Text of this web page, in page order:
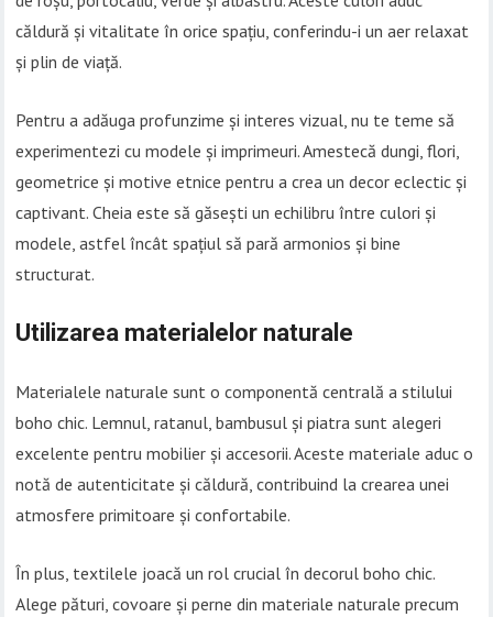
căldură și vitalitate în orice spațiu, conferindu-i un aer relaxat
și plin de viață.
Pentru a adăuga profunzime și interes vizual, nu te teme să
experimentezi cu modele și imprimeuri. Amestecă dungi, flori,
geometrice și motive etnice pentru a crea un decor eclectic și
captivant. Cheia este să găsești un echilibru între culori și
modele, astfel încât spațiul să pară armonios și bine
structurat.
Utilizarea materialelor naturale
Materialele naturale sunt o componentă centrală a stilului
boho chic. Lemnul, ratanul, bambusul și piatra sunt alegeri
excelente pentru mobilier și accesorii. Aceste materiale aduc o
notă de autenticitate și căldură, contribuind la crearea unei
atmosfere primitoare și confortabile.
În plus, textilele joacă un rol crucial în decorul boho chic.
Alege pături, covoare și perne din materiale naturale precum